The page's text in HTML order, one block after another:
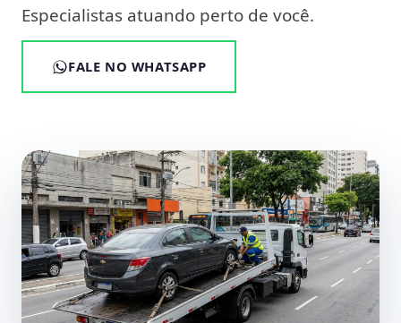
Especialistas atuando perto de você.
FALE NO WHATSAPP